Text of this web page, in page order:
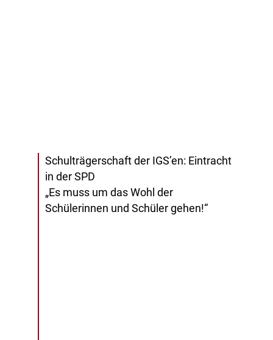
Schulträgerschaft der IGS’en: Eintracht
in der SPD
„Es muss um das Wohl der
Schülerinnen und Schüler gehen!“